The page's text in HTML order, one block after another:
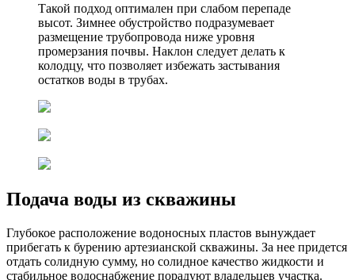
Такой подход оптимален при слабом перепаде
высот. Зимнее обустройство подразумевает
размещение трубопровода ниже уровня
промерзания почвы. Наклон следует делать к
колодцу, что позволяет избежать застывания
остатков воды в трубах.
Подача воды из скважины
Глубокое расположение водоносных пластов вынуждает
прибегать к бурению артезианской скважины. За нее придется
отдать солидную сумму, но солидное качество жидкости и
стабильное водоснабжение порадуют владельцев участка.